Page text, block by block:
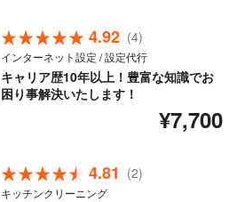
4.92 (4)
インターネット設定 / 設定代行
キャリア歴10年以上！豊富な知識でお
困り事解決いたします！
¥7,700
4.81 (2)
キッチンクリーニング